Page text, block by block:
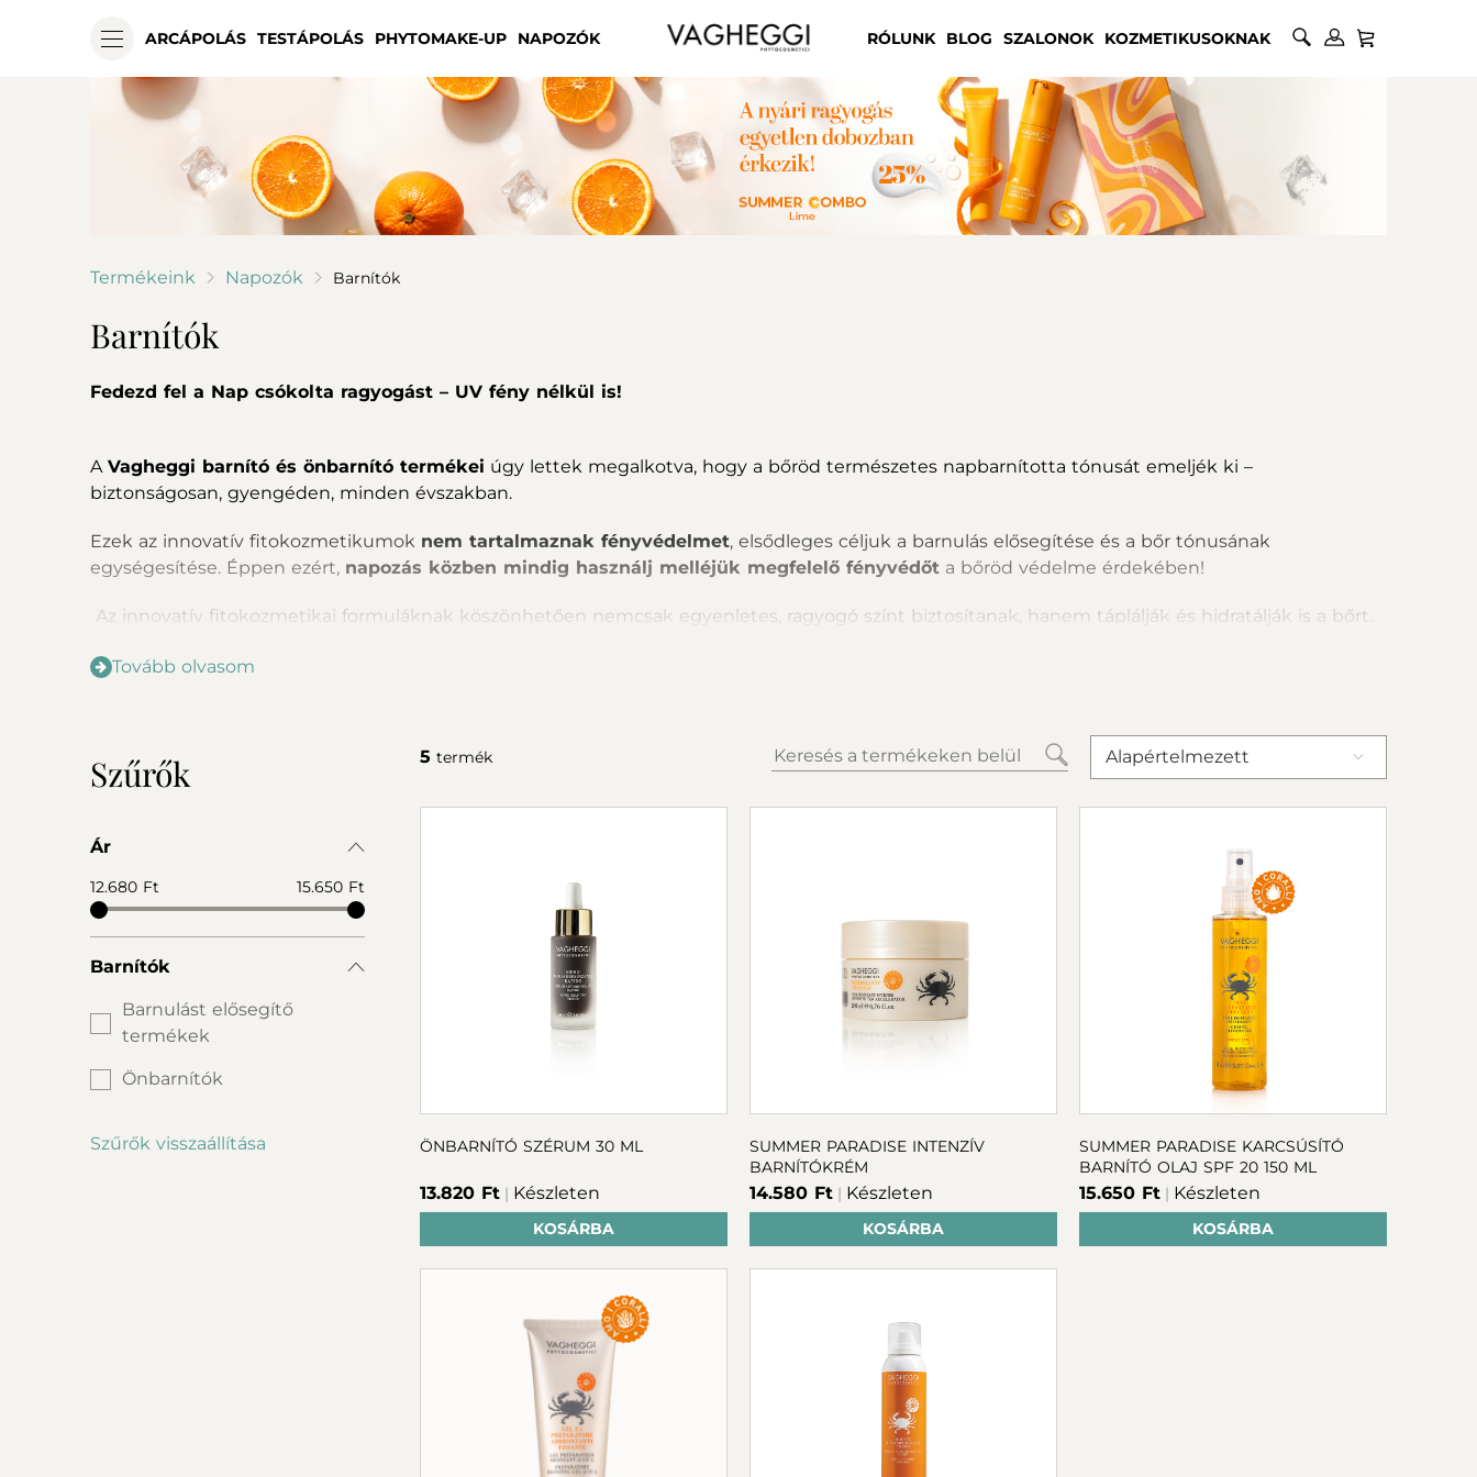
ARCÁPOLÁS TESTÁPOLÁS PHYTOMAKE-UP NAPOZÓK RÓLUNK BLOG SZALONOK KOZMETIKUSOKNAK
Termékeink Napozók Barnítók
Barnítók
Fedezd fel a Nap csókolta ragyogást – UV fény nélkül is!
A Vagheggi barnító és önbarnító termékei úgy lettek megalkotva, hogy a bőröd természetes napbarnította tónusát emeljék ki –
biztonságosan, gyengéden, minden évszakban.
Ezek az innovatív fitokozmetikumok nem tartalmaznak fényvédelmet, elsődleges céljuk a barnulás elősegítése és a bőr tónusának
egységesítése. Éppen ezért, napozás közben mindig használj melléjük megfelelő fényvédőt a bőröd védelme érdekében!
Az innovatív fitokozmetikai formuláknak köszönhetően nemcsak egyenletes, ragyogó színt biztosítanak, hanem táplálják és hidratálják is a bőrt.
Mindezt kompromisszumok nélkül – a bőröd és a környezet védelmében.
Napsütés nélkül is ragyogni? Lehetséges.
Tovább olvasom
Szűrők
Ár
12.680 Ft 15.650 Ft
Barnítók
Barnulást elősegítő
termékek
Önbarnítók
Szűrők visszaállítása
5 termék Alapértelmezett
ÖNBARNÍTÓ SZÉRUM 30 ML
13.820 Ft | Készleten
KOSÁRBA
SUMMER PARADISE INTENZÍV
BARNÍTÓKRÉM
14.580 Ft | Készleten
KOSÁRBA
SUMMER PARADISE KARCSÚSÍTÓ
BARNÍTÓ OLAJ SPF 20 150 ML
15.650 Ft | Készleten
KOSÁRBA